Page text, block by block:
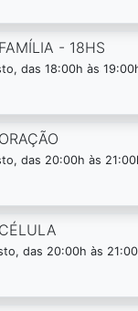
- 18HS
das 18:00h às
das 20:00h às
das 20:00h às